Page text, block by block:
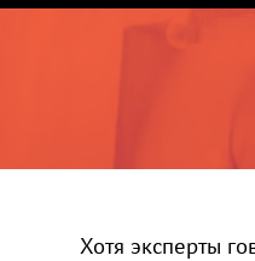
Хотя эксперты